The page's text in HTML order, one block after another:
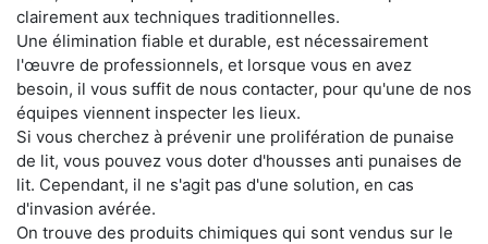
clairement aux techniques traditionnelles.
Une élimination fiable et durable, est nécessairement
l'œuvre de professionnels, et lorsque vous en avez
besoin, il vous suffit de nous contacter, pour qu'une de nos
équipes viennent inspecter les lieux.
Si vous cherchez à prévenir une prolifération de punaise
de lit, vous pouvez vous doter d'housses anti punaises de
lit. Cependant, il ne s'agit pas d'une solution, en cas
d'invasion avérée.
On trouve des produits chimiques qui sont vendus sur le